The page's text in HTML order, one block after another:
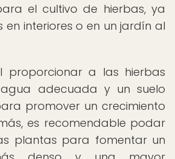
el cultivo de hierbas, ya
interiores o en un jardín al
proporcionar a las hierbas
adecuada y un suelo
promover un crecimiento
es recomendable podar
plantas para fomentar un